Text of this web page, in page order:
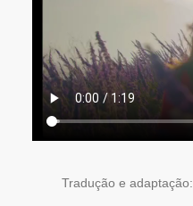
Tradução e adaptação: